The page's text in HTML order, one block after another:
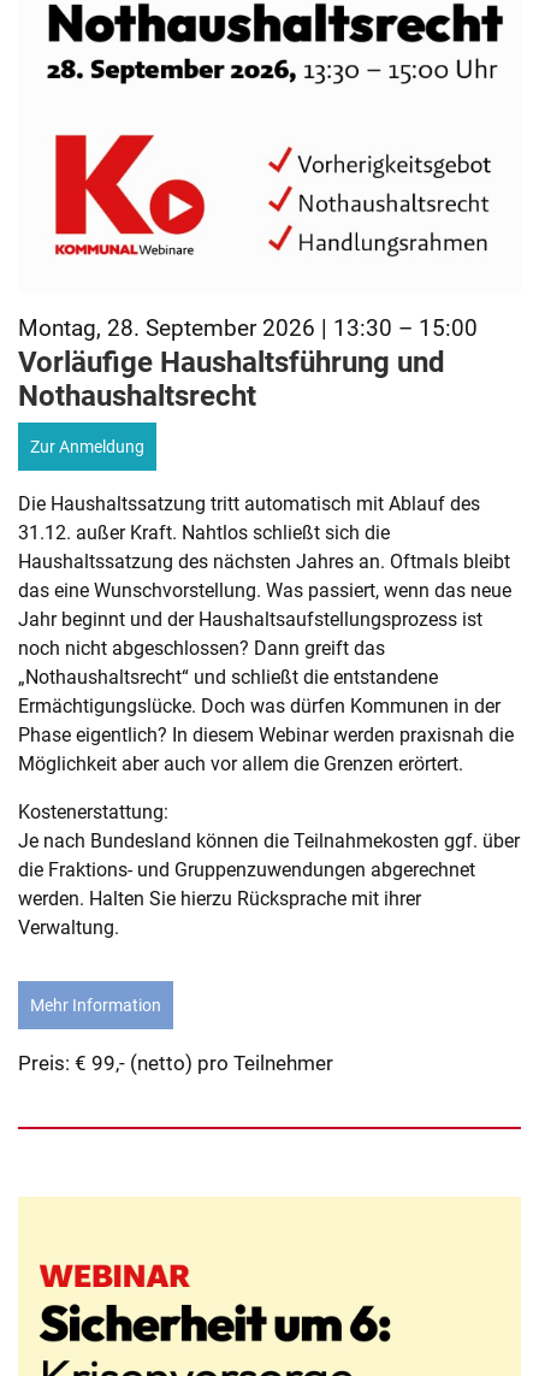
Montag, 28. September 2026 | 13:30 – 15:00
Vorläufige Haushaltsführung und
Nothaushaltsrecht
Zur Anmeldung
Die Haushaltssatzung tritt automatisch mit Ablauf des
31.12. außer Kraft. Nahtlos schließt sich die
Haushaltssatzung des nächsten Jahres an. Oftmals bleibt
das eine Wunschvorstellung. Was passiert, wenn das neue
Jahr beginnt und der Haushaltsaufstellungsprozess ist
noch nicht abgeschlossen? Dann greift das
„Nothaushaltsrecht“ und schließt die entstandene
Ermächtigungslücke. Doch was dürfen Kommunen in der
Phase eigentlich? In diesem Webinar werden praxisnah die
Möglichkeit aber auch vor allem die Grenzen erörtert.
Kostenerstattung:
Je nach Bundesland können die Teilnahmekosten ggf. über
die Fraktions- und Gruppenzuwendungen abgerechnet
werden. Halten Sie hierzu Rücksprache mit ihrer
Verwaltung.
Mehr Information
Preis: € 99,- (netto) pro Teilnehmer